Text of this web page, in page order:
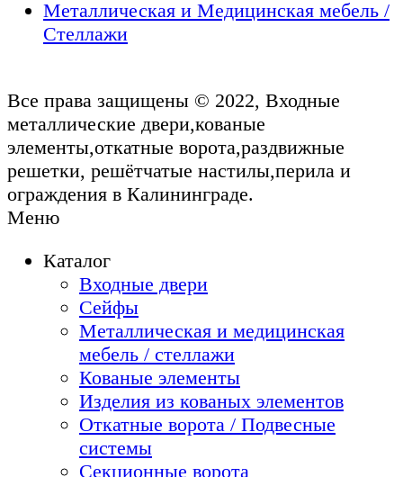
Металлическая и Медицинская мебель /
Стеллажи
Все права защищены © 2022, Входные
металлические двери,кованые
элементы,откатные ворота,раздвижные
решетки, решётчатые настилы,перила и
ограждения в Калининграде.
Меню
Каталог
Входные двери
Сейфы
Металлическая и медицинская
мебель / стеллажи
Кованые элементы
Изделия из кованых элементов
Откатные ворота / Подвесные
системы
Секционные ворота